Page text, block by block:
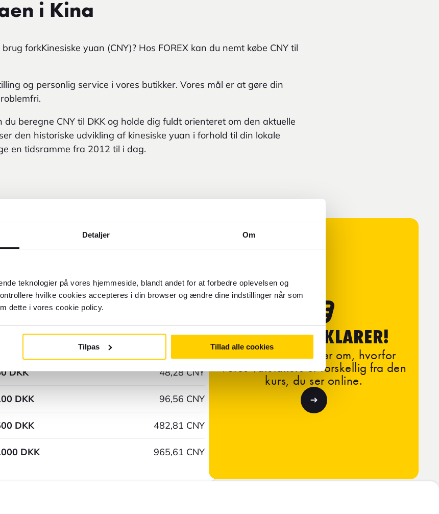
Detaljer Om
teknologier på vores hjemmeside, blandt andet for at forbedre oplevelsen og
hvilke cookies accepteres i din browser og ændre dine indstillinger når som
dette i vores cookie policy.
Tilpas Tillad alle cookies
i Kina
forkKinesiske yuan (CNY)? Hos FOREX kan du nemt købe CNY til
og personlig service i vores butikker. Vores mål er at gøre din
beregne CNY til DKK og holde dig fuldt orienteret om den aktuelle
den historiske udvikling af kinesiske yuan i forhold til din lokale
en tidsramme fra 2012 til i dag.
DKK 0,97 CNY
DKK 48,28 CNY
DKK 96,56 CNY
DKK 482,81 CNY
DKK 965,61 CNY
FOREX FORKLARER!
Få flere oplysninger om, hvorfor
vores valutakurs er forskellig fra den
kurs, du ser online.